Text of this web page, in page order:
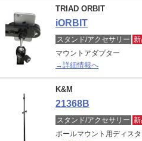
TRIAD ORBIT
iORBIT
スタンド/アクセサリー
マウントアダプター
→詳細情報へ
K&M
21368B
スタンド/アクセサリー
ポールマウント用ディス